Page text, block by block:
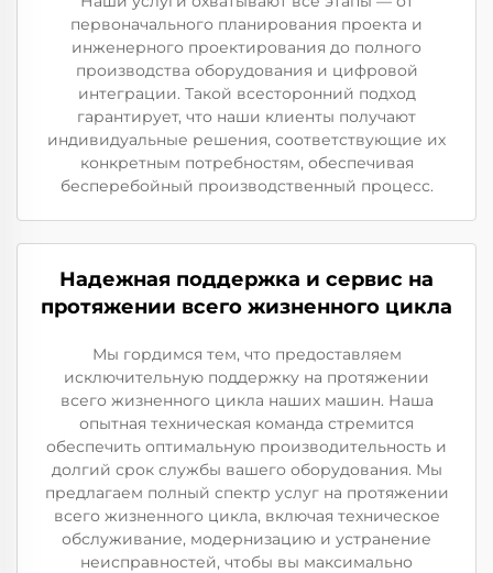
первоначального планирования проекта и
инженерного проектирования до полного
производства оборудования и цифровой
интеграции. Такой всесторонний подход
гарантирует, что наши клиенты получают
индивидуальные решения, соответствующие их
конкретным потребностям, обеспечивая
бесперебойный производственный процесс.
Надежная поддержка и сервис на
протяжении всего жизненного цикла
Мы гордимся тем, что предоставляем
исключительную поддержку на протяжении
всего жизненного цикла наших машин. Наша
опытная техническая команда стремится
обеспечить оптимальную производительность и
долгий срок службы вашего оборудования. Мы
предлагаем полный спектр услуг на протяжении
всего жизненного цикла, включая техническое
обслуживание, модернизацию и устранение
неисправностей, чтобы вы максимально